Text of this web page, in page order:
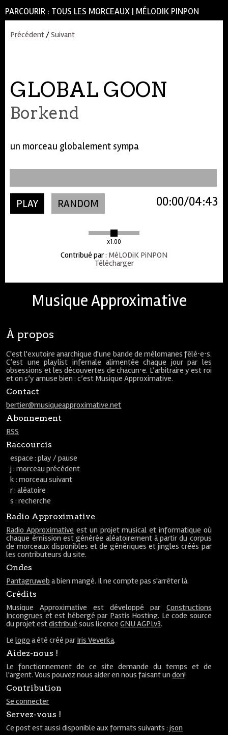
PARCOURIR : TOUS LES MORCEAUX | MÉLODIK PINPON
Précédent/Suivant
GLOBAL GOON
Borkend
un morceau globalement sympa
PLAY RANDOM
x1.00
04:43
00:00
Contribué par: MéLODiK PiNPON
Télécharger
Musique Approximative
À propos
C'est l'exutoire anarchique d'une bande de mélomanes fêlé⋅e⋅s.
C’est une playlist infernale alimentée chaque jour par les
obsessions et les découvertes de chacun⋅e. L’arbitraire y est roi
et on s’y amuse bien : c’est Musique Approximative.
Contact
bertier@musiqueapproximative.net
Abonnement
RSS
Raccourcis
espace : play / pause
j : morceau précédent
k : morceau suivant
r : aléatoire
s : recherche
Radio Approximative
Radio Approximative est un projet musical et informatique où
chaque émission est générée aléatoirement à partir du corpus
de morceaux disponibles et de génériques et jingles créés par
les contributeurs du site.
Ondes
Pantagruweb a bien mangé. Il ne compte pas s'arrêter là.
Crédits
Musique Approximative est développé par Constructions
Incongrues et est hébergé par Pastis Hosting. Le code source
du projet estdistribué sous licenceGNU AGPLv3.
Lelogo a été créé par Iris Veverka.
Aidez-nous !
Le fonctionnement de ce site demande du temps et de
l'argent. Vous pouvez nous aider en nous faisant undon!
Contribution
Se connecter
Servez-vous !
Ce post est aussi disponible aux formats suivants :json